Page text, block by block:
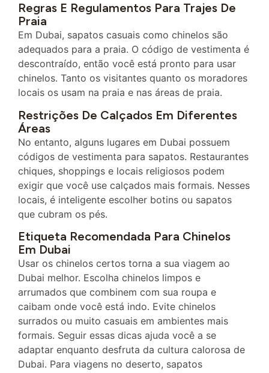
Regras E Regulamentos Para Trajes De
Praia
Em Dubai, sapatos casuais como chinelos são
adequados para a praia. O código de vestimenta é
descontraído, então você está pronto para usar
chinelos. Tanto os visitantes quanto os moradores
locais os usam na praia e nas áreas de praia.
Restrições De Calçados Em Diferentes
Áreas
No entanto, alguns lugares em Dubai possuem
códigos de vestimenta para sapatos. Restaurantes
chiques, shoppings e locais religiosos podem
exigir que você use calçados mais formais. Nesses
locais, é inteligente escolher botins ou sapatos
que cubram os pés.
Etiqueta Recomendada Para Chinelos
Em Dubai
Usar os chinelos certos torna a sua viagem ao
Dubai melhor. Escolha chinelos limpos e
arrumados que combinem com sua roupa e
caibam onde você está indo. Evite chinelos
surrados ou muito casuais em ambientes mais
formais. Seguir essas dicas ajuda você a se
adaptar enquanto desfruta da cultura calorosa de
Dubai. Para viagens no deserto, sapatos